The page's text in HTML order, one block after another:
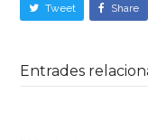
Tweet Share
Entrades